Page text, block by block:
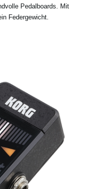
Pedalboards. Mit
Federgewicht.